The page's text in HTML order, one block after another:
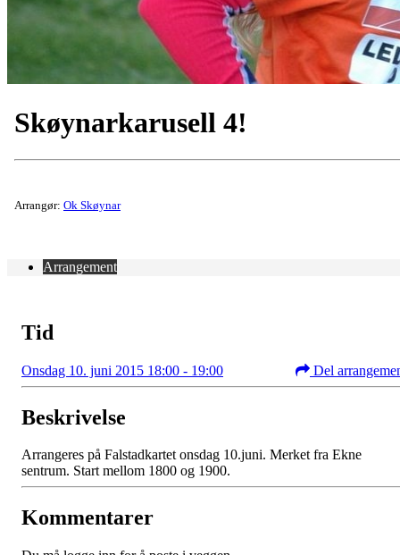
Skøynarkarusell 4!
Arrangør: Ok Skøynar
Arrangement
Tid
Onsdag 10. juni 2015 18:00 - 19:00 Del
Beskrivelse
Arrangeres på Falstadkartet onsdag 10.juni. Merket fra Ekne
sentrum. Start mellom 1800 og 1900.
Kommentarer